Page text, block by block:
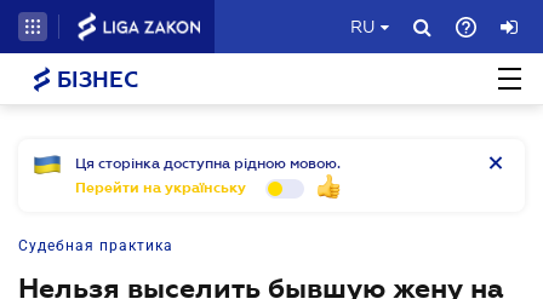
RU
БІЗНЕС
Ця сторінка доступна рідною мовою.
Перейти на українську
Судебная практика
Нельзя выселить бывшую жену на